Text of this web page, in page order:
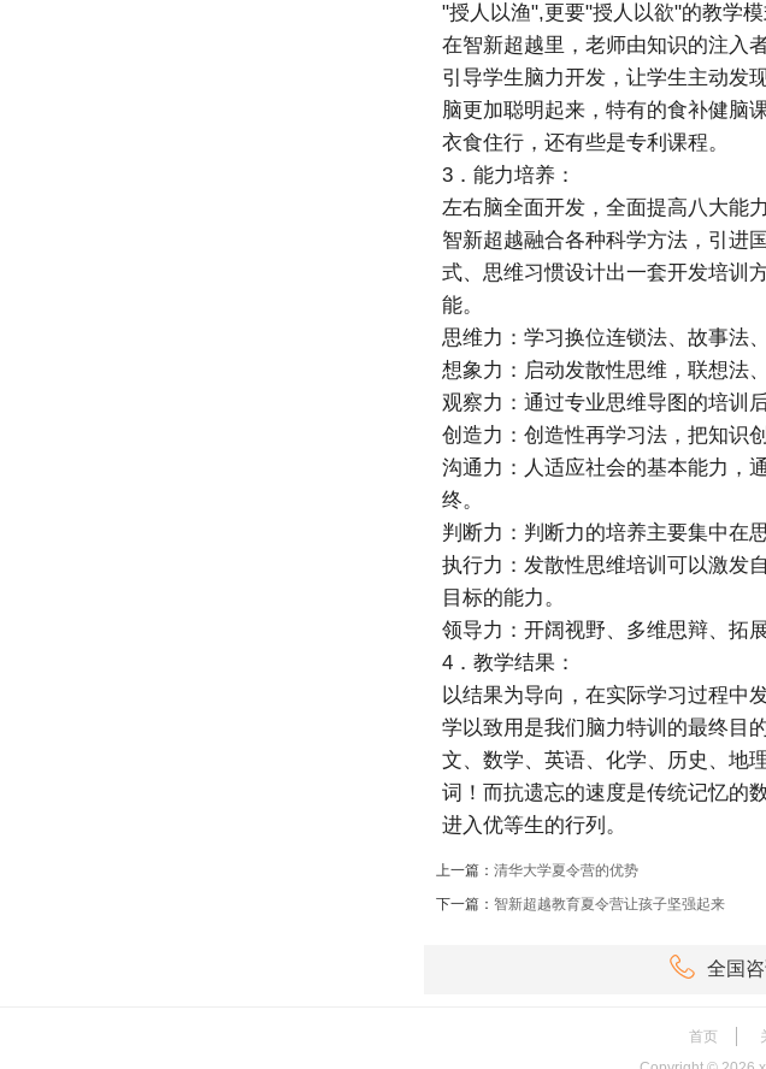
"授人以渔",更要"授人以欲"的教学模
在智新超越里，老师由知识的注入
引导学生脑力开发，让学生主动发
脑更加聪明起来，特有的食补健脑
衣食住行，还有些是专利课程。
3．能力培养：
左右脑全面开发，全面提高八大能力
智新超越融合各种科学方法，引进
式、思维习惯设计出一套开发培训
能。
思维力：学习换位连锁法、故事法
想象力：启动发散性思维，联想法
观察力：通过专业思维导图的培训
创造力：创造性再学习法，把知识
沟通力：人适应社会的基本能力，
终。
判断力：判断力的培养主要集中在
执行力：发散性思维培训可以激发
目标的能力。
领导力：开阔视野、多维思辩、拓
4．教学结果：
以结果为导向，在实际学习过程中
学以致用是我们脑力特训的最终目
文、数学、英语、化学、历史、地
词！而抗遗忘的速度是传统记忆的
进入优等生的行列。
上一篇： 清华大学夏令营的优势
下一篇： 智新超越教育夏令营让孩子坚强起来
 全国
首页